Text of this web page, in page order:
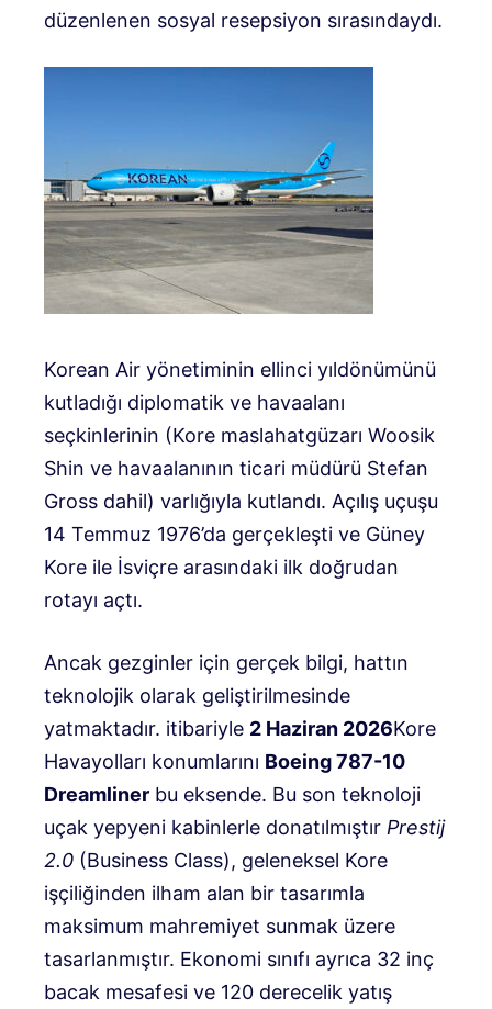
düzenlenen sosyal resepsiyon sırasındaydı.
Korean Air yönetiminin ellinci yıldönümünü
kutladığı diplomatik ve havaalanı
seçkinlerinin (Kore maslahatgüzarı Woosik
Shin ve havaalanının ticari müdürü Stefan
Gross dahil) varlığıyla kutlandı. Açılış uçuşu
14 Temmuz 1976’da gerçekleşti ve Güney
Kore ile İsviçre arasındaki ilk doğrudan
rotayı açtı.
Ancak gezginler için gerçek bilgi, hattın
teknolojik olarak geliştirilmesinde
yatmaktadır. itibariyle 2 Haziran 2026Kore
Havayolları konumlarını Boeing 787-10
Dreamliner bu eksende. Bu son teknoloji
uçak yepyeni kabinlerle donatılmıştır Prestij
2.0 (Business Class), geleneksel Kore
işçiliğinden ilham alan bir tasarımla
maksimum mahremiyet sunmak üzere
tasarlanmıştır. Ekonomi sınıfı ayrıca 32 inç
bacak mesafesi ve 120 derecelik yatış